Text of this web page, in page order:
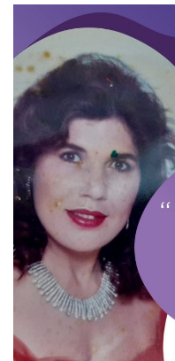
Plano de Saúde
Assistência Funeral
Pós-graduação
Facebook InstagramTwitter